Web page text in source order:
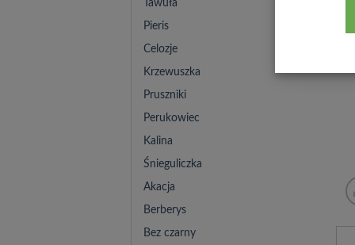
Tawuła
Pieris
Celozje
Krzewuszka
Pruszniki
Perukowiec
Kalina
Śnieguliczka
Akacja
Berberys
Bez czarny